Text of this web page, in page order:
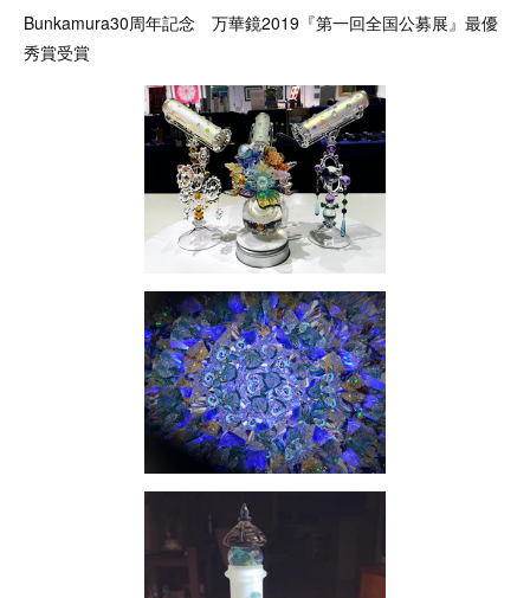
Bunkamura30周年記念 万華鏡2019『第一回全国公募展』最優
秀賞受賞